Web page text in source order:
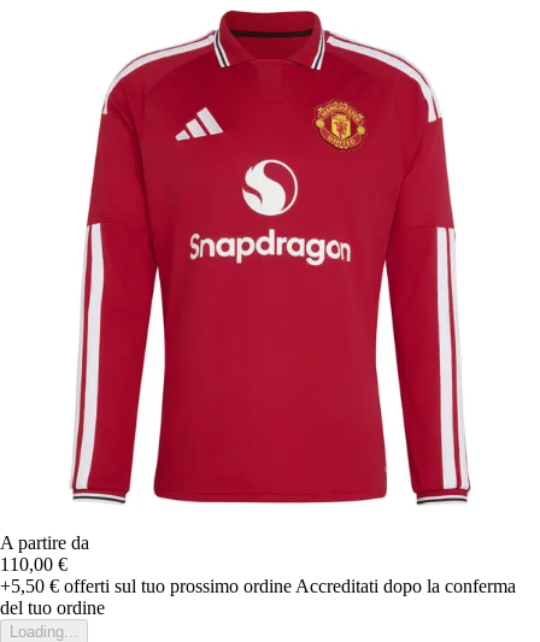
A partire da
110,00 €
+5,50 € offerti sul tuo prossimo ordine Accreditati dopo la conferma
del tuo ordine
Loading...